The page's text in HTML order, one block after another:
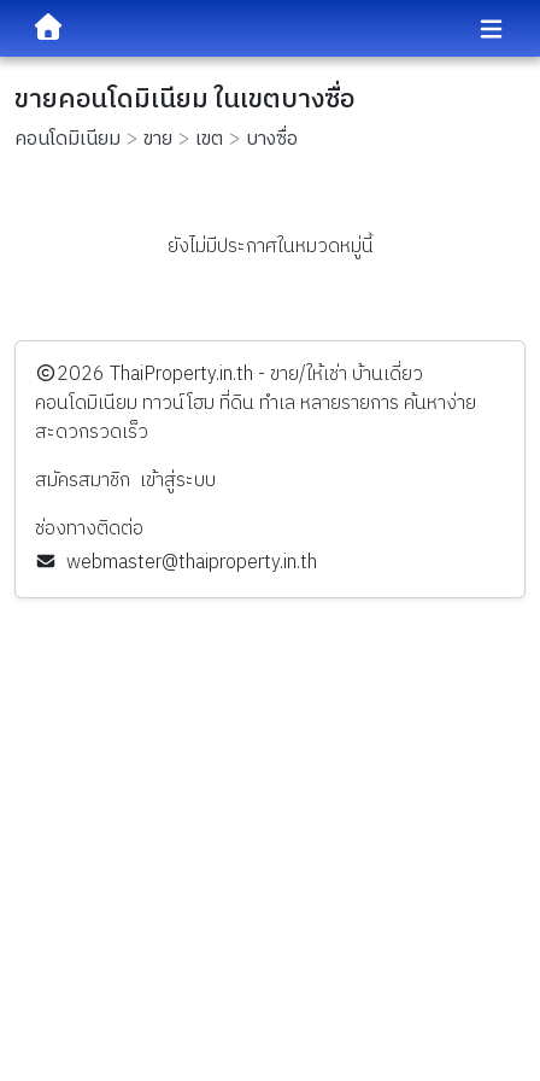
ขายคอนโดมิเนียม ในเขตบางซื่อ
คอนโดมิเนียม ขาย เขต บางซื่อ
ยังไม่มีประกาศในหมวดหมู่นี้
️2026 ThaiProperty.in.th - ขาย/ให้เช่า บ้านเดี่ยว
คอนโดมิเนียม ทาวน์โฮม ที่ดิน ทำเล หลายรายการ ค้นหาง่าย
สะดวกรวดเร็ว
สมัครสมาชิก เข้าสู่ระบบ
ช่องทางติดต่อ
webmaster@thaiproperty.in.th